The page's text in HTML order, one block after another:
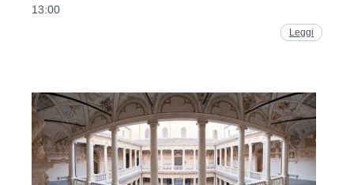
13:00
Leggi